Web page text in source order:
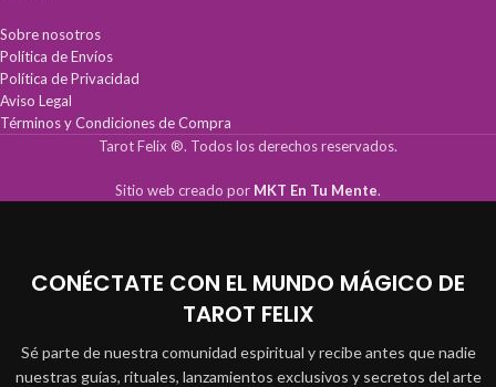
Sobre nosotros
Política de Envíos
Política de Privacidad
Aviso Legal
Términos y Condiciones de Compra
Tarot Felix ®. Todos los derechos reservados.
Sitio web creado por MKT En Tu Mente.
CONÉCTATE CON EL MUNDO MÁGICO DE
TAROT FELIX
Sé parte de nuestra comunidad espiritual y recibe antes que nadie
nuestras guías, rituales, lanzamientos exclusivos y secretos del arte